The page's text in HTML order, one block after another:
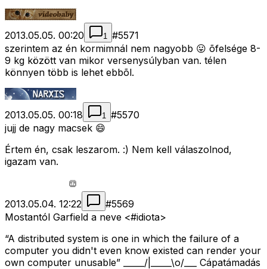
2013.05.05. 00:20 1 #5571
szerintem az én kormimnál nem nagyobb 😛 õfelsége 8-
9 kg között van mikor versenysúlyban van. télen
könnyen több is lehet ebbõl.
2013.05.05. 00:18 1 #5570
jujj de nagy macsek 😄
Értem én, csak leszarom. :) Nem kell válaszolnod,
igazam van.
2013.05.04. 12:22 #5569
Mostantól Garfield a neve <#idiota>
“A distributed system is one in which the failure of a
computer you didn't even know existed can render your
own computer unusable” _____/|_____\o/___ Cápatámadás